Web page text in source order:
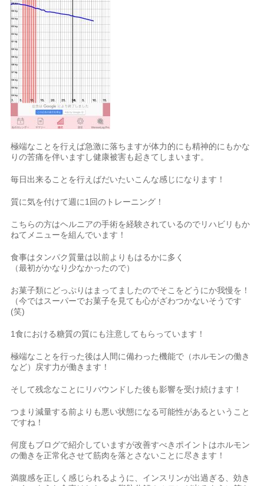
極端なことを行えば急激に落ちますが体力的にも精神的にもかな
りの苦痛を伴いますし健康被害も起きてしまいます。
毎日出来ることを行えばだいたいこんな感じになります！
質に気を付けて週に1回のトレーニング！
こちらの方はヘルニアの手術を経験されているのでリハビリもか
ねてメニューを組んでいます！
食事はタンパク質量は以前よりもはるかに多く
（最初がかなり少なかったので）
お菓子類にどっぷりはまってましたのでそこをどうにか我慢を！
（今ではスーパーでお菓子を見ても心がざわつかないそうです
(笑)
1食における糖質の質にも注意してもらっています！
極端なことを行った後は人間に備わった機能で（ホルモンの働き
など）戻す力が働きます！
そして残念なことにリバウンドした後も影響を受け続けます！
つまり減量する前よりも悪い状態になる可能性があるということ
ですね！
何度もブログで紹介していますが改善すべきポイントはホルモン
の働きを正常化させて筋肉を落とさないことに尽きます！
満腹感を正しく感じられるように、インスリンが出過ぎる、効き